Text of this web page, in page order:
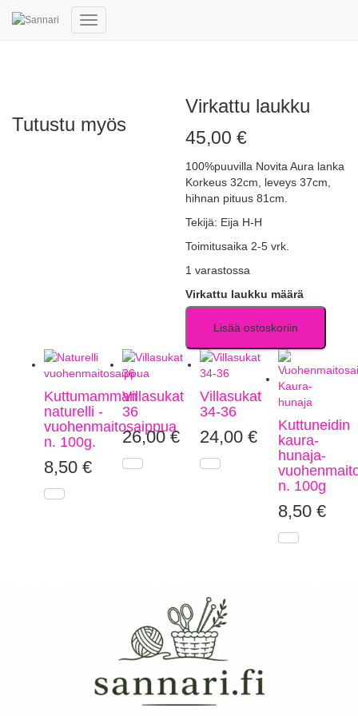
Navigointi
Virkattu laukku
45,00€
100%puuvilla Novita Aura lanka
Korkeus 32cm, leveys 37cm,
hihnan pituus 81cm.
Tekijä: Eija H-H
Toimitusaika 2-5 vrk.
1 varastossa
Virkattu laukku määrä
Lisää ostoskoriin
Tutustu myös
Kuttumamman
naturelli -
vuohenmaitosaippua
n. 100g.
8,50 €
Villasukat
36
26,00€
Villasukat
34-36
24,00€
Kuttuneidin
kaura-
hunaja-
n. 100g
8,50€